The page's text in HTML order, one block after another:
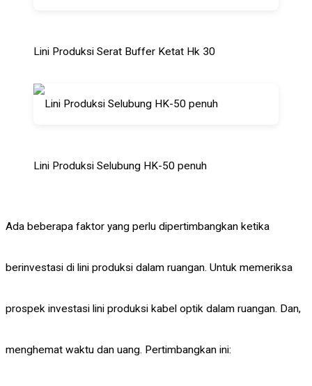
Lini Produksi Serat Buffer Ketat Hk 30
Lini Produksi Selubung HK-50 penuh
Ada beberapa faktor yang perlu dipertimbangkan ketika
berinvestasi di lini produksi dalam ruangan. Untuk memeriksa
prospek investasi lini produksi kabel optik dalam ruangan. Dan,
menghemat waktu dan uang. Pertimbangkan ini: